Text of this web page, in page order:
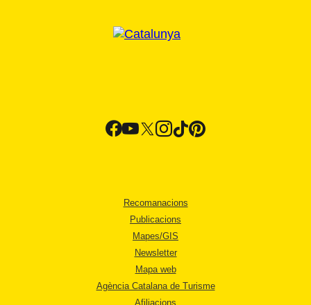
Recomanacions
Publicacions
Mapes/GIS
Newsletter
Mapa web
Agència Catalana de Turisme
Afiliacions